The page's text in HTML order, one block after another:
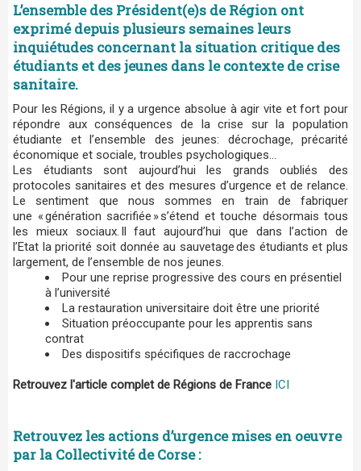
L’ensemble des Président(e)s de Région ont
exprimé depuis plusieurs semaines leurs
inquiétudes concernant la situation critique des
étudiants et des jeunes dans le contexte de crise
sanitaire.
Pour les Régions, il y a urgence absolue à agir vite et fort pour
répondre aux conséquences de la crise sur la population
étudiante et l’ensemble des jeunes: décrochage, précarité
économique et sociale, troubles psychologiques…
Les étudiants sont aujourd’hui les grands oubliés des
protocoles sanitaires et des mesures d’urgence et de relance.
Le sentiment que nous sommes en train de fabriquer
une « génération sacrifiée » s’étend et touche désormais tous
les mieux sociaux. Il faut aujourd’hui que dans l’action de
l’Etat la priorité soit donnée au sauvetage des étudiants et plus
largement, de l’ensemble de nos jeunes.
Pour une reprise progressive des cours en présentiel
à l’université
La restauration universitaire doit être une priorité
Situation préoccupante pour les apprentis sans
contrat
Des dispositifs spécifiques de raccrochage
Retrouvez l'article complet de Régions de France ICI
Retrouvez les actions d’urgence mises en oeuvre
par la Collectivité de Corse :